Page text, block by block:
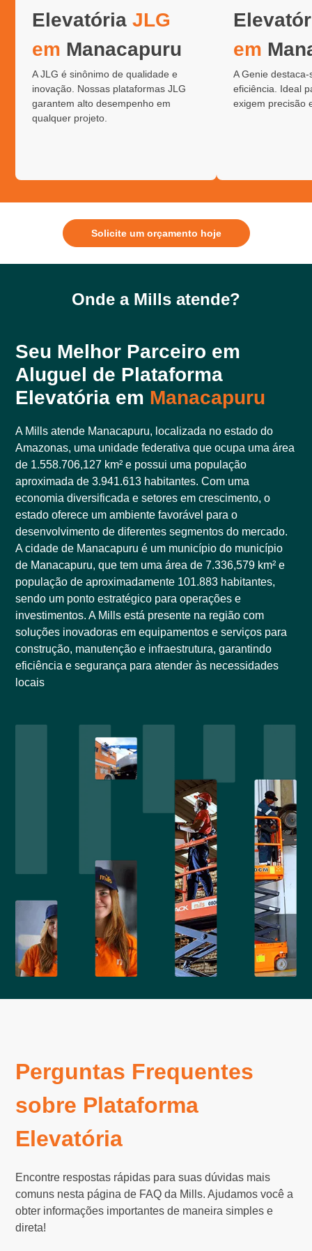
ElevatóriaJLG
em Manacapuru
A JLG é sinônimo de qualidade e
inovação. Nossas plataformas JLG
garantem alto desempenho em
qualquer projeto.
em
A Genie
eficiência. Ideal
exigem precisão
Solicite um orçamento hoje
Onde a Mills atende?
Seu Melhor Parceiro em
Aluguel de Plataforma
Elevatória em Manacapuru
A Mills atende Manacapuru, localizada no estado do
Amazonas, uma unidade federativa que ocupa uma área
de 1.558.706,127 km² e possui uma população
aproximada de 3.941.613 habitantes. Com uma
economia diversificada e setores em crescimento, o
estado oferece um ambiente favorável para o
desenvolvimento de diferentes segmentos do mercado.
A cidade de Manacapuru é um município do município
de Manacapuru, que tem uma área de 7.336,579 km² e
população de aproximadamente 101.883 habitantes,
sendo um ponto estratégico para operações e
investimentos. A Mills está presente na região com
soluções inovadoras em equipamentos e serviços para
construção, manutenção e infraestrutura, garantindo
eficiência e segurança para atender às necessidades
locais
Perguntas Frequentes
sobre Plataforma
Elevatória
Encontre respostas rápidas para suas dúvidas mais
comuns nesta página de FAQ da Mills. Ajudamos você a
obter informações importantes de maneira simples e
direta!